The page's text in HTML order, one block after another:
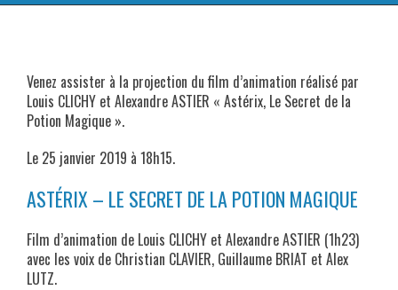
Venez assister à la projection du film d’animation réalisé par
Louis CLICHY et Alexandre ASTIER « Astérix, Le Secret de la
Potion Magique ».
Le 25 janvier 2019 à 18h15.
ASTÉRIX – LE SECRET DE LA POTION MAGIQUE
Film d’animation de Louis CLICHY et Alexandre ASTIER (1h23)
avec les voix de Christian CLAVIER, Guillaume BRIAT et Alex
LUTZ.